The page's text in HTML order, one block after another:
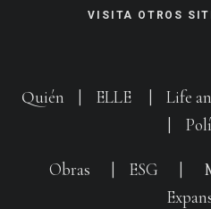
VISITA OTROS
Quién ELLE Life
Obras ESG